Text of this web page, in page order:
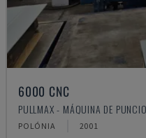
6000 CNC
PULLMAX - MÁQUINA DE
POLÓNIA 2001